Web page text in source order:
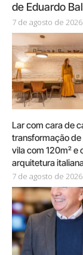
de Eduardo
7 de agosto de 2026
Lar com cara de
transformação de
vila com 120m² e
arquitetura
7 de agosto de 2026